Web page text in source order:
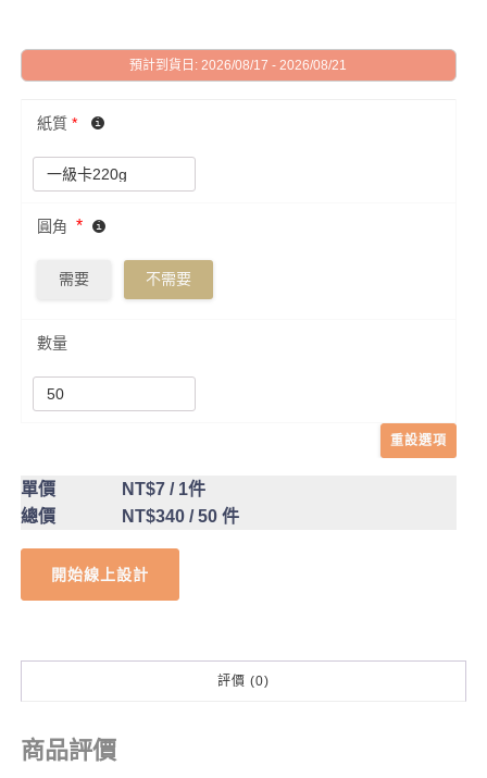
預計到貨日: 2026/08/17 - 2026/08/21
紙質 *
圓角 *
需要 不需要
數量
重設選項
單價 NT$7/ 1件
總價
NT$340/ 50 件
開始線上設計
評價 (0)
商品評價